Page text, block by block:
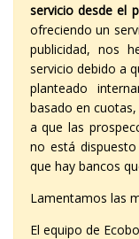
servicio desde el
ofreciendo un
publicidad, nos
servicio debido a
planteado
basado en
a que las
no está
que hay bancos
Lamentamos las
El equipo de